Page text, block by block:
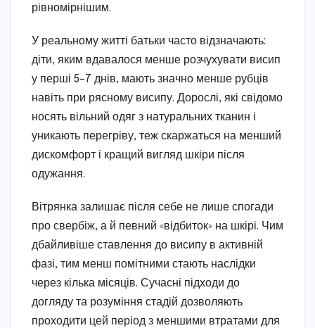
рівномірнішим.
У реальному житті батьки часто відзначають:
діти, яким вдавалося менше розчухувати висип
у перші 5–7 днів, мають значно менше рубців
навіть при рясному висипу. Дорослі, які свідомо
носять вільний одяг з натуральних тканин і
уникають перегріву, теж скаржаться на менший
дискомфорт і кращий вигляд шкіри після
одужання.
Вітрянка залишає після себе не лише спогади
про свербіж, а й певний «відбиток» на шкірі. Чим
дбайливіше ставлення до висипу в активній
фазі, тим менш помітними стають наслідки
через кілька місяців. Сучасні підходи до
догляду та розуміння стадій дозволяють
проходити цей період з меншими втратами для